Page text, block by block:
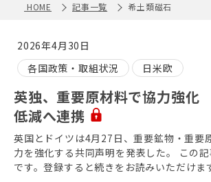
HOME 記事一覧 希土類磁石
2026年4月30日
各国政策・取組状況
日米欧
英独、重要原材料で協力強化
低減へ連携
英国とドイツは4月27日、重要鉱物・重要
力を強化する共同声明を発表した。 この
です。登録すると続きをお読みいただけま